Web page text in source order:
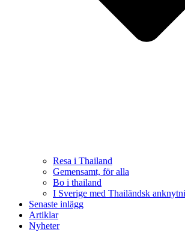
Resa i Thailand
Gemensamt, för alla
Bo i thailand
I Sverige med Thailändsk
Senaste inlägg
Artiklar
Nyheter